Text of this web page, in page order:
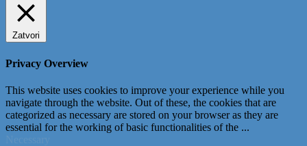
Zatvori
Privacy Overview
This website uses cookies to improve your experience while you
navigate through the website. Out of these, the cookies that are
categorized as necessary are stored on your browser as they are
essential for the working of basic functionalities of the ...